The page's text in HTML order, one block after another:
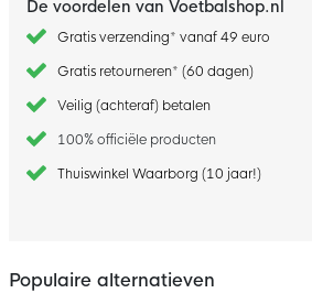
De voordelen van Voetbalshop.nl
Gratis verzending* vanaf 49 euro
Gratis retourneren* (60 dagen)
Veilig (achteraf) betalen
100% officiële producten
Thuiswinkel Waarborg (10 jaar!)
Populaire alternatieven